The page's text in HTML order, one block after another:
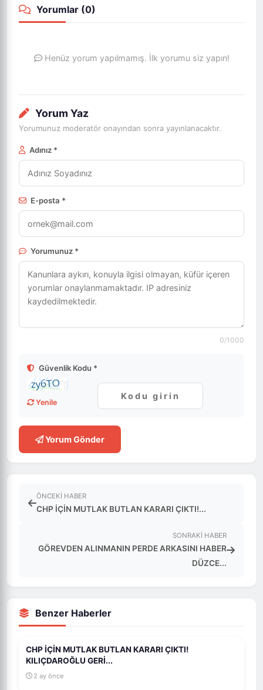
Yorumlar (0)
Henüz yorum yapılmamış. İlk yorumu siz yapın!
Yorum Yaz
Yorumunuz moderatör onayından sonra yayınlanacaktır.
Adınız *
E-posta *
Yorumunuz *
0/1000
Güvenlik Kodu *
Yenile
Yorum Gönder
ÖNCEKI HABER
CHP İÇİN MUTLAK BUTLAN KARARI ÇIKTI!...
SONRAKI HABER
GÖREVDEN ALINMANIN PERDE ARKASINI HABER
DÜZCE...
Benzer Haberler
CHP İÇİN MUTLAK BUTLAN KARARI ÇIKTI!
KILIÇDAROĞLU GERİ...
2 ay önce